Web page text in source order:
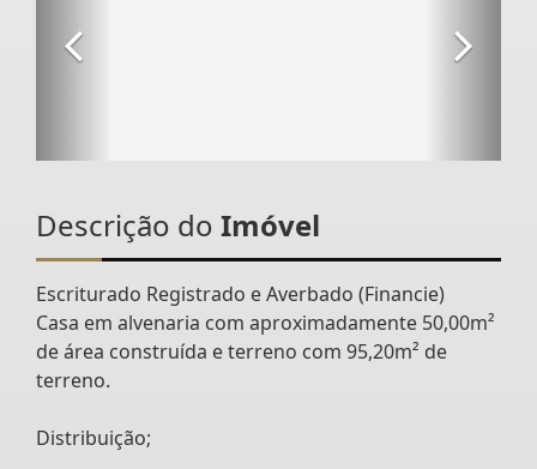
Descrição do Imóvel
Escriturado Registrado e Averbado (Financie)
Casa em alvenaria com aproximadamente 50,00m²
de área construída e terreno com 95,20m² de
terreno.
Distribuição;